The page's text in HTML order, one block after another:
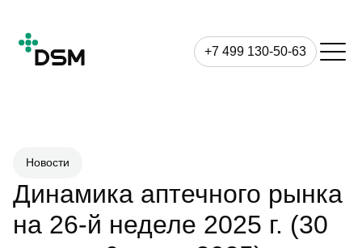
+7 499 130-50-63
Новости
Динамика аптечного рынка
на 26-й неделе 2025 г. (30